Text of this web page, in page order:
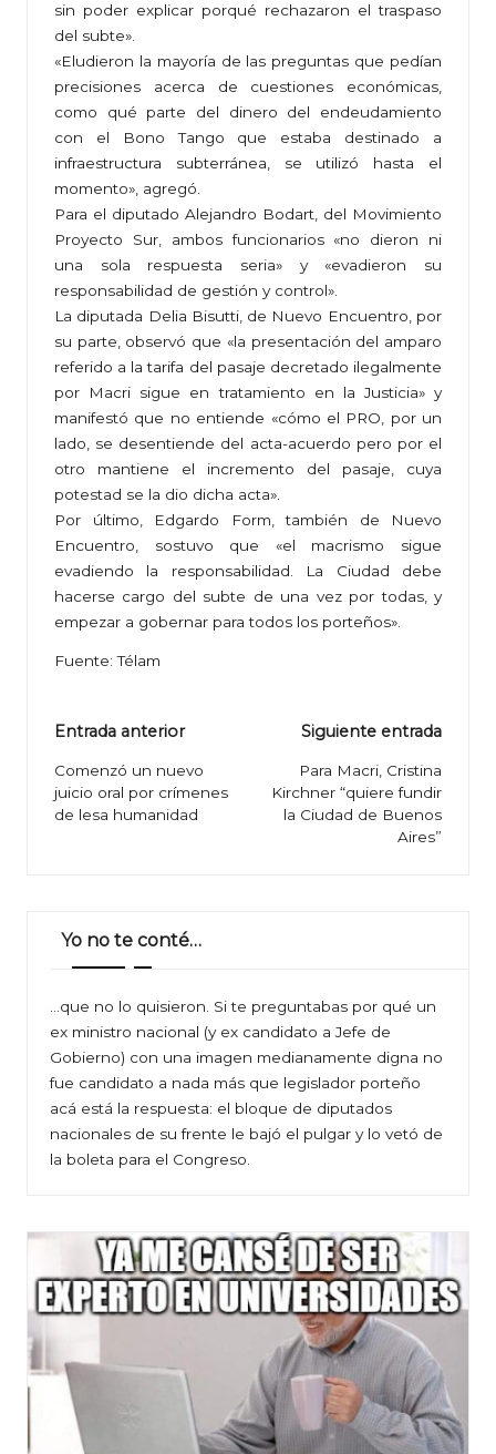
sin poder explicar porqué rechazaron el traspaso
del subte».
«Eludieron la mayoría de las preguntas que pedían
precisiones acerca de cuestiones económicas,
como qué parte del dinero del endeudamiento
con el Bono Tango que estaba destinado a
infraestructura subterránea, se utilizó hasta el
momento», agregó.
Para el diputado Alejandro Bodart, del Movimiento
Proyecto Sur, ambos funcionarios «no dieron ni
una sola respuesta seria» y «evadieron su
responsabilidad de gestión y control».
La diputada Delia Bisutti, de Nuevo Encuentro, por
su parte, observó que «la presentación del amparo
referido a la tarifa del pasaje decretado ilegalmente
por Macri sigue en tratamiento en la Justicia» y
manifestó que no entiende «cómo el PRO, por un
lado, se desentiende del acta-acuerdo pero por el
otro mantiene el incremento del pasaje, cuya
potestad se la dio dicha acta».
Por último, Edgardo Form, también de Nuevo
Encuentro, sostuvo que «el macrismo sigue
evadiendo la responsabilidad. La Ciudad debe
hacerse cargo del subte de una vez por todas, y
empezar a gobernar para todos los porteños».
Fuente: Télam
Navegación
de
entradas
Entrada anterior
Comenzó un nuevo
juicio oral por crímenes
de lesa humanidad
Siguiente entrada
Para Macri, Cristina
Kirchner “quiere fundir
la Ciudad de Buenos
Aires”
Yo no te conté…
…que no lo quisieron. Si te preguntabas por qué un
ex ministro nacional (y ex candidato a Jefe de
Gobierno) con una imagen medianamente digna no
fue candidato a nada más que legislador porteño
acá está la respuesta: el bloque de diputados
nacionales de su frente le bajó el pulgar y lo vetó de
la boleta para el Congreso.